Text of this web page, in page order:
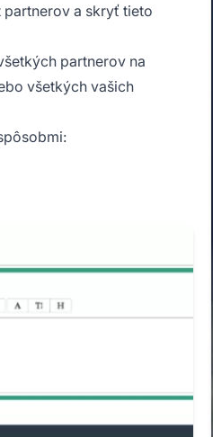
partnerov a skryť tieto
partnerov na
všetkých vašich